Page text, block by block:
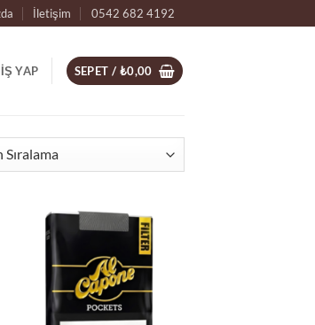
İletişim 0542 682 4192
YAP SEPET / ₺0,00